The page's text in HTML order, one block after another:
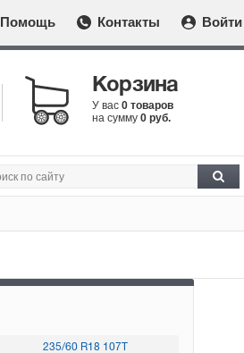
Помощь Контакты Войти
Корзина
У вас 0 товаров
на сумму 0 руб.
235/60 R18 107T